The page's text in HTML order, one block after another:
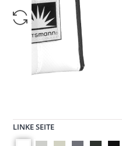
LINKE SEITE